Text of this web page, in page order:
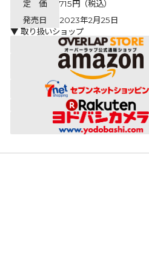
定 価
715円（税込）
発売日
2023年2月25日
▼ 取り扱いショップ